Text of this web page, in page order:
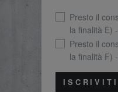
Presto il
la finalità E)
Presto il
la finalità F)
ISCRIVITI